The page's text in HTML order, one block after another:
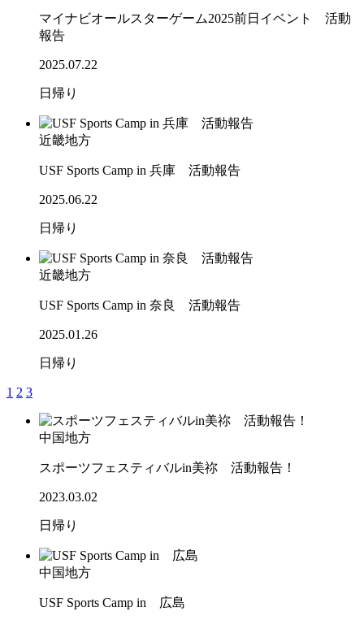
マイナビオールスターゲーム2025前日イベント 活動
報告
2025.07.22
日帰り
近畿地方
USF Sports Camp in 兵庫 活動報告
2025.06.22
日帰り
近畿地方
USF Sports Camp in 奈良 活動報告
2025.01.26
日帰り
1 2 3
中国地方
スポーツフェスティバルin美祢 活動報告！
2023.03.02
日帰り
中国地方
USF Sports Camp in 広島